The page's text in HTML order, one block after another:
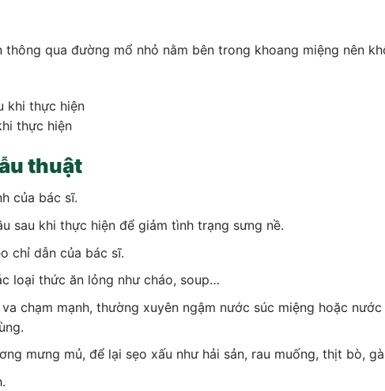
qua đường mổ nhỏ nằm bên trong khoang miệng nên
thực hiện
thuật
của bác sĩ.
sau khi thực hiện để giảm tình trạng sưng nề.
chỉ dẫn của bác sĩ.
loại thức ăn lỏng như cháo, soup…
chạm mạnh, thường xuyên ngậm nước súc miệng hoặc
mưng mủ, để lại sẹo xấu như hải sản, rau muống, thịt bò,